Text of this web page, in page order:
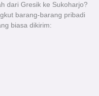
dari Gresik ke Sukoharjo?
barang-barang pribadi
biasa dikirim: